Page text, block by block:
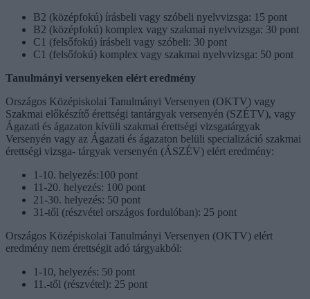
B2 (középfokú) írásbeli vagy szóbeli nyelvvizsga: 15 pont
B2 (középfokú) komplex vagy szakmai nyelvvizsga: 30 pont
C1 (felsőfokú) írásbeli vagy szóbeli: 30 pont
C1 (felsőfokú) komplex vagy szakmai nyelvvizsga: 50 pont
Tanulmányi versenyeken elért eredmény
Országos Középiskolai Tanulmányi Versenyen (OKTV) vagy
Szakmai előkészítő érettségi tantárgyak versenyén (SZÉTV), vagy
Ágazati és ágazaton kívüli szakmai érettségi vizsgatárgyak
Versenyén vagy az Ágazati és ágazaton belüli specializáció szakmai
érettségi vizsga- tárgyak versenyén (ÁSZÉV) elért eredmény:
1-10. helyezés:100 pont
11-20. helyezés: 100 pont
21-30. helyezés: 50 pont
31-től (részvétel országos fordulóban): 25 pont
Országos Középiskolai Tanulmányi Versenyen (OKTV) elért
eredmény nem érettségit adó tárgyakból:
1-10, helyezés: 50 pont
11.-től (részvétel): 25 pont